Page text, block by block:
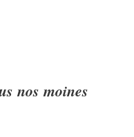
nos moines